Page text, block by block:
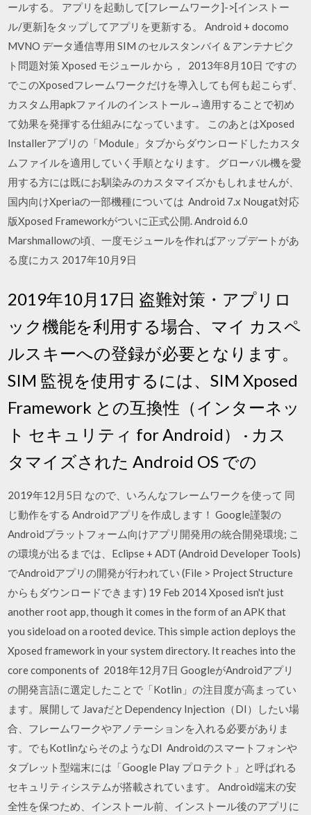
ールする。 アプリを起動して[フレームワーク]->[インストー
ル/更新]をタップしてアプリを更新する。 Android + docomo
MVNO データ通信専用 SIM のセルスタンバイ＆アンテナピク
ト問題対策 Xposed モジュール から， 2013年8月10日 ですの
でこのXposedフレームワークだけを導入しても何も起こらず、
カスタム用apkファイルのインストール→適用することで初め
て効果を発揮する仕組みになっています。 このあとはXposed
Installerアプリの「Module」タブからダウンロードしたカスタ
ムファイルを適用していく手順となります。 グローバル機を愛
用する方には既にお馴染みのカスタマイズかもしれませんが、
国内向けXperiaの一部機種については Android 7.x Nougat対応
版Xposed Frameworkがついに正式公開. Android 6.0
Marshmallowの頃、一度モジュールを作ればアップデートがあ
る度にカス 2017年10月9日
2019年10月17日 盗難対策・アプリロ
ック機能を利用する場合、マイ カスペ
ルスキーへの登録が必要となります。
SIM 監視を使用するには、SIM Xposed
Framework との互換性（インターネッ
ト セキュリティ for Android） · カス
タマイズされた Android OS での
2019年12月5日 なので、いろんなフレームワークを使って 同
じ動作をする Androidアプリを作成します！ Google謹製の
Androidプラットフォーム向けアプリ開発用の統合開発環境; こ
の環境が出るまでは、Eclipse + ADT (Android Developer Tools)
でAndroidアプリの開発が行われてい (File > Project Structure
からもダウンロードできます) 19 Feb 2014 Xposed isn't just
another root app, though it comes in the form of an APK that
you sideload on a rooted device. This simple action deploys the
Xposed framework in your system directory. It reaches into the
core components of 2018年12月7日 GoogleがAndroidアプリ
の開発言語に選定したことで「Kotlin」の注目度が高まってい
ます。展開して JavaだとDependency Injection（DI）したい場
合、フレームワークやアノテーションを入れる必要がありま
す。でもKotlinならそのようなDI Androidのスマートフォンや
タブレット型端末には「Google Play プロテクト」と呼ばれる
セキュリティシステムが搭載されています。 Android端末の安
全性を保つため、インストール前、インストール後のアプリに